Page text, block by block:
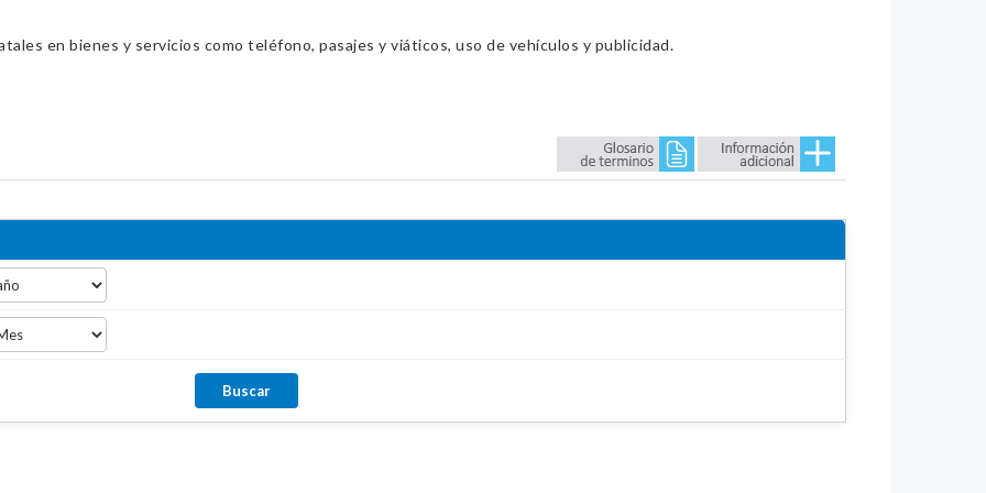
en bienes y servicios como teléfono, pasajes y viáticos, uso de vehículos y publicidad.